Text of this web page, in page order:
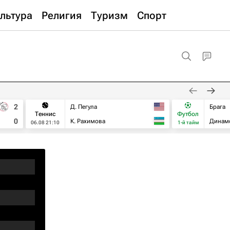
Религия Туризм Спорт
2
0
Теннис
06.08 21:10
Д. Пегула
К. Рахимова
Футбол
1-й тайм
Брага